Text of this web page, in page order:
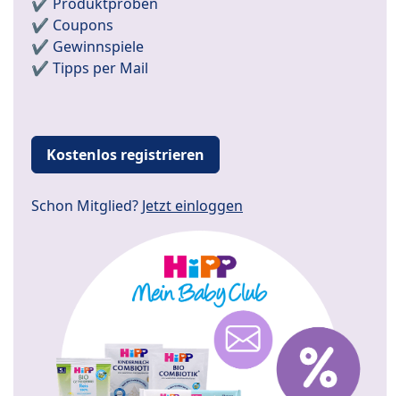
✔️ Coupons
✔️ Gewinnspiele
✔️ Tipps per Mail
Kostenlos registrieren
Schon Mitglied? Jetzt einloggen